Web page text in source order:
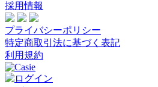
採用情報
プライバシーポリシー
特定商取引法に基づく表記
利用規約